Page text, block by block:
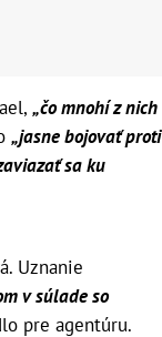
„čo mnohí z nich
„jasne bojovať proti
sa ku
Uznanie
v súlade so
pre agentúru.